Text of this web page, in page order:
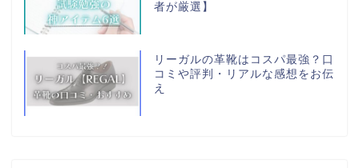
者が厳選】
リーガルの革靴はコスパ最強？口
コミや評判・リアルな感想をお伝
え